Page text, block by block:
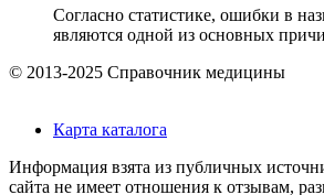
Согласно статистике, ошибки в
являются одной из основных
© 2013-2025 Справочник медицины
Карта каталога
Информация взята из публичных
сайта не имеет отношения к отзывам,